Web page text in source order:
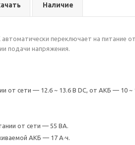
Наличие
переключает на питание
подачи напряжения.
от сети — 12.6 ~ 13.6 В DC, от АКБ — 10 ~
от сети — 55 ВА.
АКБ — 17 А·ч.